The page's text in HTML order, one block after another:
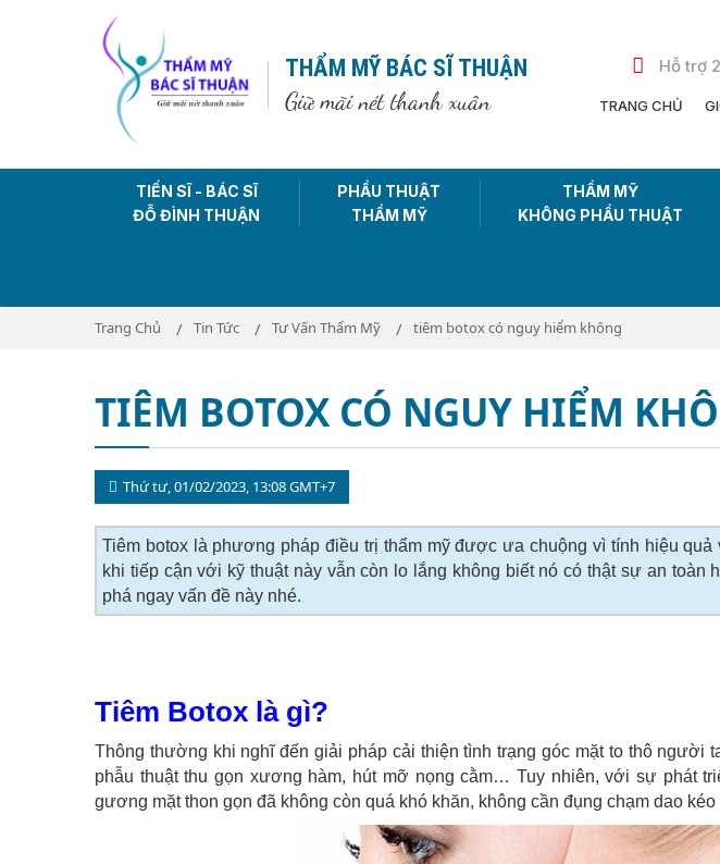
THẨM MỸ BÁC SĨ THUẬN
Giữ mãi nét thanh xuân
Hỗ trợ
TRANG CHỦ
TIẾN SĨ - BÁC SĨ
ĐỖ ĐÌNH THUẬN
PHẨU THUẬT
THẨM MỸ
THẨM MỸ
KHÔNG PHẨU THUẬT
Trang Chủ Tin Tức Tư Vấn Thẩm Mỹ tiêm botox có nguy hiểm không
TIÊM BOTOX CÓ NGUY HIỂM
Thứ tư, 01/02/2023, 13:08 GMT+7
Tiêm botox là phương pháp điều trị thẩm mỹ được ưa chuộng vì tính hiệu
khi tiếp cận với kỹ thuật này vẫn còn lo lắng không biết nó có thật sự an toàn
phá ngay vấn đề này nhé.
Tiêm Botox là gì?
Thông thường khi nghĩ đến giải pháp cải thiện tình trạng góc mặt to thô người
phẫu thuật thu gọn xương hàm, hút mỡ nọng cằm… Tuy nhiên, với sự phát
gương mặt thon gọn đã không còn quá khó khăn, không cần đụng chạm dao